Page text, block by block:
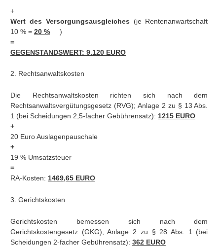
+
Wert des Versorgungsausgleiches (je Rentenanwartschaft
10 % = 20 %
)
=
GEGENSTANDSWERT: 9.120 EURO
2. Rechtsanwaltskosten
Die Rechtsanwaltskosten richten sich nach dem
Rechtsanwaltsvergütungsgesetz (RVG); Anlage 2 zu § 13 Abs.
1 (bei Scheidungen 2,5-facher Gebührensatz): 1215 EURO
+
20 Euro Auslagenpauschale
+
19 % Umsatzsteuer
=
RA-Kosten: 1469,65 EURO
3. Gerichtskosten
Gerichtskosten bemessen sich nach dem
Gerichtskostengesetz (GKG); Anlage 2 zu § 28 Abs. 1 (bei
Scheidungen 2-facher Gebührensatz): 362 EURO